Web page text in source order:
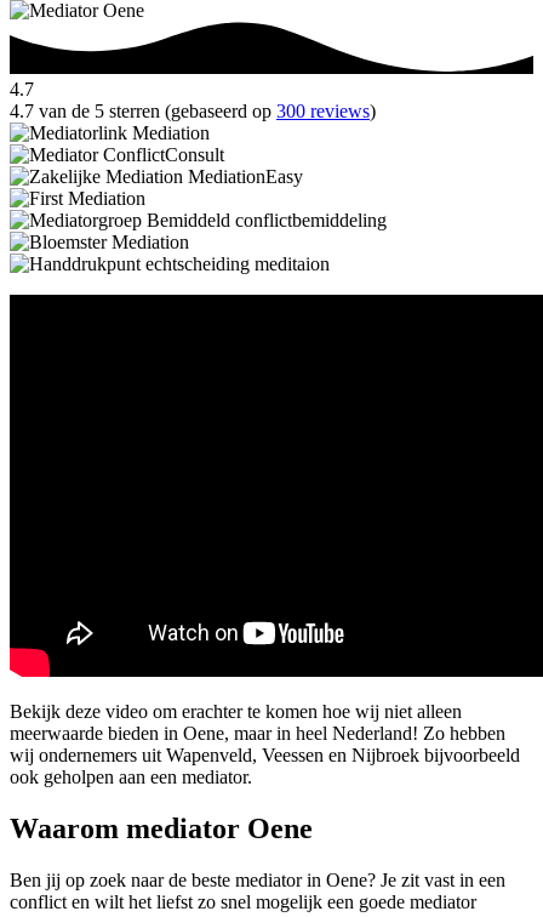
4.7
4.7 van de 5 sterren (gebaseerd op 300 reviews)
Bekijk deze video om erachter te komen hoe wij niet alleen
meerwaarde bieden in Oene, maar in heel Nederland! Zo hebben
wij ondernemers uit Wapenveld, Veessen en Nijbroek bijvoorbeeld
ook geholpen aan een mediator.
Waarom mediator Oene
Ben jij op zoek naar de beste mediator in Oene? Je zit vast in een
conflict en wilt het liefst zo snel mogelijk een goede mediator